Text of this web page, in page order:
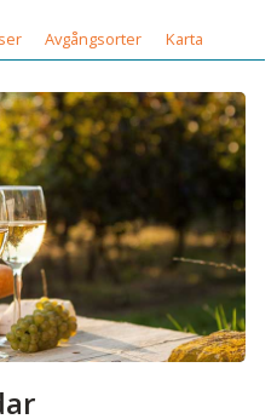
Avgångsorter Karta